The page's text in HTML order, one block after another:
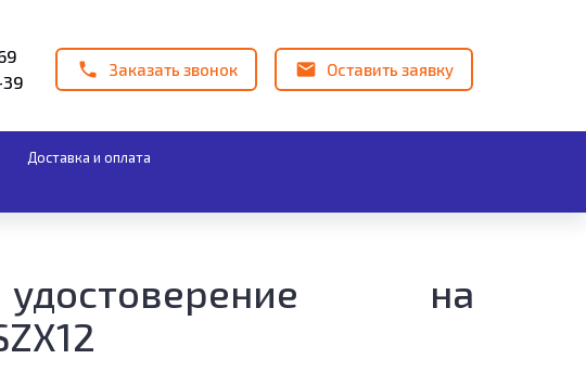
Заказать звонок Оставить заявку
Доставка и оплата
на